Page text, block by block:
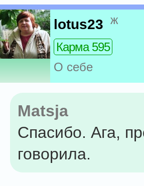
lotus23 ж
Карма 595
О себе
Matsja
Спасибо. Ага,
говорила.